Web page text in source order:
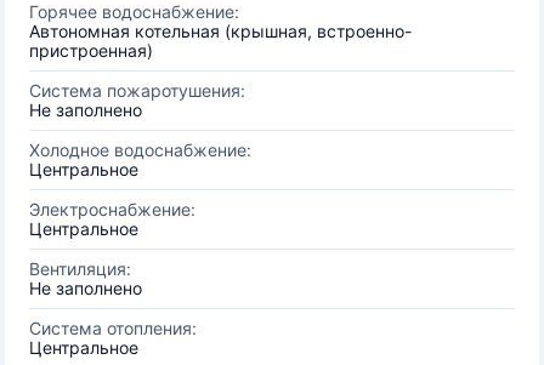
Горячее водоснабжение:
Автономная котельная (крышная, встроенно-
пристроенная)
Система пожаротушения:
Не заполнено
Холодное водоснабжение:
Центральное
Электроснабжение:
Центральное
Вентиляция:
Не заполнено
Система отопления:
Центральное